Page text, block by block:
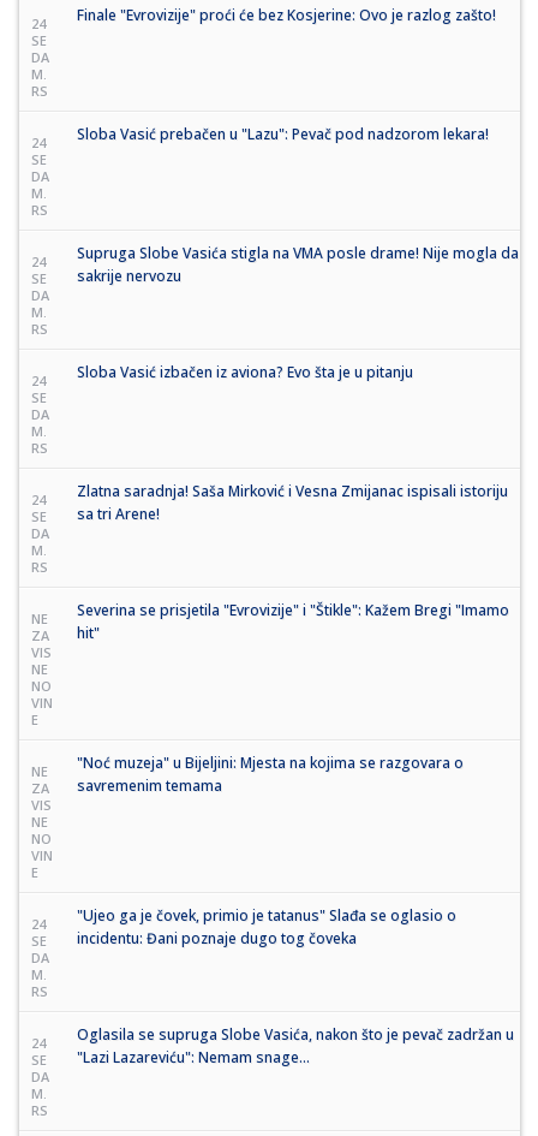
24
SE
DA
M.
RS
Finale "Evrovizije" proći će bez Kosjerine: Ovo je razlog zašto!
24
SE
DA
M.
RS
Sloba Vasić prebačen u "Lazu": Pevač pod nadzorom lekara!
24
SE
DA
M.
RS
Supruga Slobe Vasića stigla na VMA posle drame! Nije mogla da
sakrije nervozu
24
SE
DA
M.
RS
Sloba Vasić izbačen iz aviona? Evo šta je u pitanju
24
SE
DA
M.
RS
Zlatna saradnja! Saša Mirković i Vesna Zmijanac ispisali istoriju
sa tri Arene!
NE
ZA
VIS
NE
NO
VIN
E
Severina se prisjetila "Evrovizije" i "Štikle": Kažem Bregi "Imamo
hit"
NE
ZA
VIS
NE
NO
VIN
E
"Noć muzeja" u Bijeljini: Mjesta na kojima se razgovara o
savremenim temama
24
SE
DA
M.
RS
"Ujeo ga je čovek, primio je tatanus" Slađa se oglasio o
incidentu: Đani poznaje dugo tog čoveka
24
SE
DA
M.
RS
Oglasila se supruga Slobe Vasića, nakon što je pevač zadržan u
"Lazi Lazareviću": Nemam snage...